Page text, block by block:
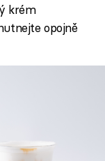
krém
opojně